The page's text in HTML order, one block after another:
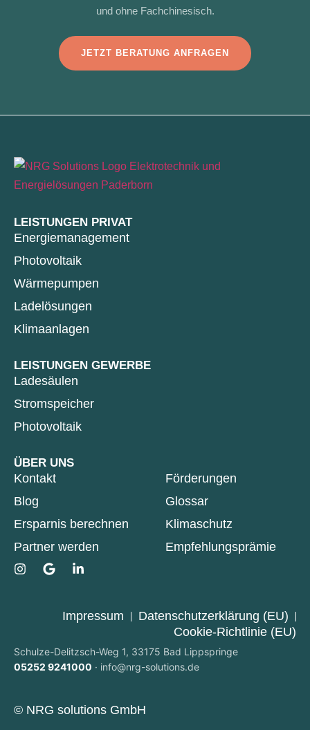
und ohne Fachchinesisch.
JETZT BERATUNG ANFRAGEN
LEISTUNGEN PRIVAT
Energiemanagement
Photovoltaik
Wärmepumpen
Ladelösungen
Klimaanlagen
LEISTUNGEN GEWERBE
Ladesäulen
Stromspeicher
Photovoltaik
ÜBER UNS
Kontakt
Förderungen
Blog
Glossar
Ersparnis berechnen
Klimaschutz
Partner werden
Empfehlungsprämie
© NRG solutions GmbH
Schulze-Delitzsch-Weg 1, 33175 Bad Lippspringe
05252 9241000 · info@nrg-solutions.de
Impressum
Datenschutzerklärung (EU)
Cookie-Richtlinie (EU)